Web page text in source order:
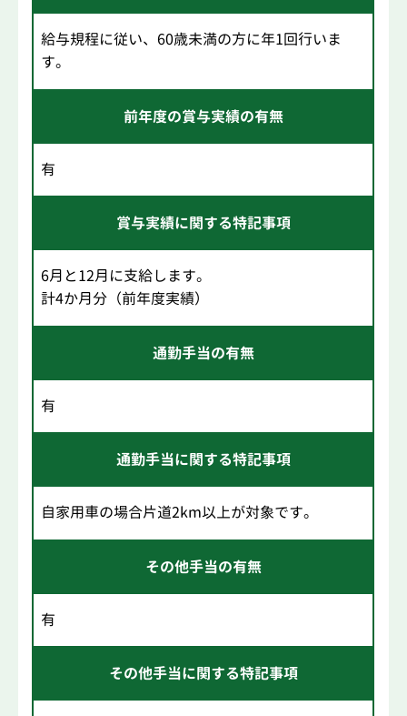
給与規程に従い、60歳未満の方に年1回行いま
す。
前年度の賞与実績の有無
有
賞与実績に関する特記事項
6月と12月に支給します。
計4か月分（前年度実績）
通勤手当の有無
有
通勤手当に関する特記事項
自家用車の場合片道2km以上が対象です。
その他手当の有無
有
その他手当に関する特記事項